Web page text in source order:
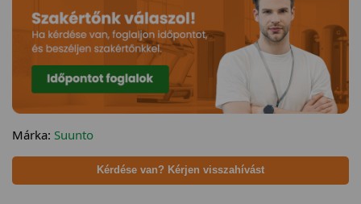
Márka: Suunto
Kérdése van? Kérjen visszahívást